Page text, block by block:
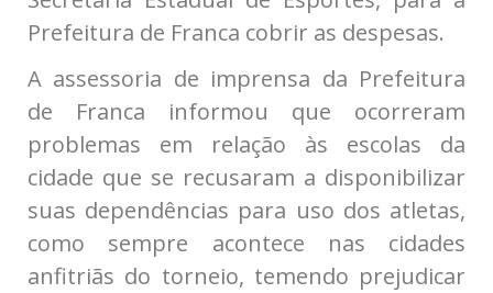
Prefeitura de Franca cobrir as despesas.
A assessoria de imprensa da Prefeitura
de Franca informou que ocorreram
problemas em relação às escolas da
cidade que se recusaram a disponibilizar
suas dependências para uso dos atletas,
como sempre acontece nas cidades
anfitriãs do torneio, temendo prejudicar